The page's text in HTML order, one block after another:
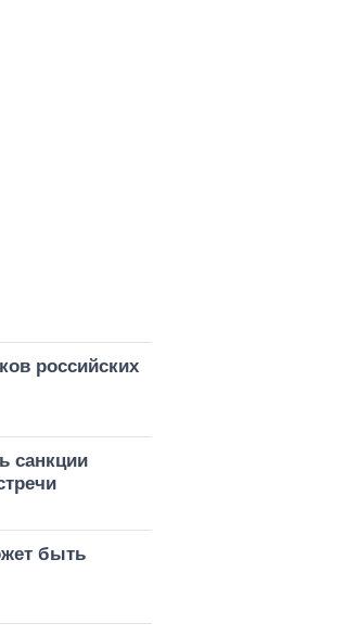
российских
санкции
быть